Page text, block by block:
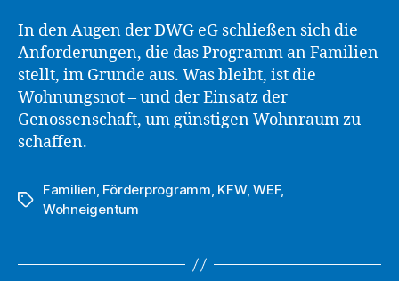
In den Augen der DWG eG schließen sich die
Anforderungen, die das Programm an Familien
stellt, im Grunde aus. Was bleibt, ist die
Wohnungsnot – und der Einsatz der
Genossenschaft, um günstigen Wohnraum zu
schaffen.
Schlagwörter
Familien, Förderprogramm, KFW,WEF,
Wohneigentum